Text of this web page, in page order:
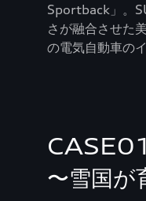
Sportback」。
さが融合させた
の電気自動車の
CASE01
〜雪国が